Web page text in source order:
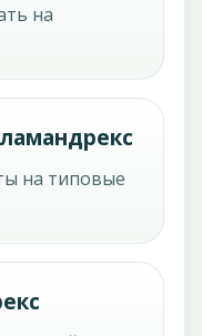
на
на типовые